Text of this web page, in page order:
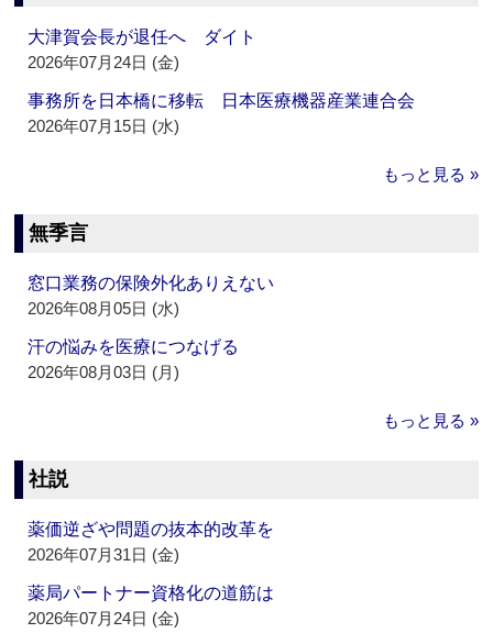
大津賀会長が退任へ ダイト
2026年07月24日 (金)
事務所を日本橋に移転 日本医療機器産業連合会
2026年07月15日 (水)
もっと見る »
無季言
窓口業務の保険外化ありえない
2026年08月05日 (水)
汗の悩みを医療につなげる
2026年08月03日 (月)
もっと見る »
社説
薬価逆ざや問題の抜本的改革を
2026年07月31日 (金)
薬局パートナー資格化の道筋は
2026年07月24日 (金)